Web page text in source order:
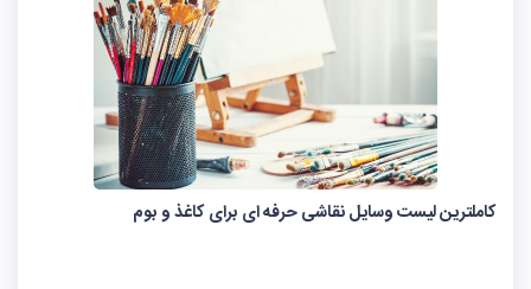
کاملترین لیست وسایل نقاشی حرفه ای برای کاغذ و بوم